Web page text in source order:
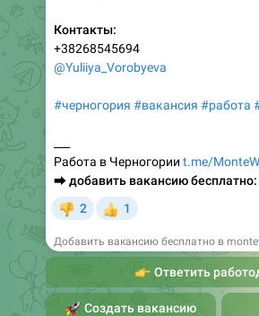
Контакты:
+38268545694
@Yuliiya_Vorobyeva
#черногория #вакансия #работа
Работа в Черногории t.me/
⮕добавить вакансию бесплатно:
2 1
Добавить вакансию бесплатно в
👉Ответить
Создать вакансию